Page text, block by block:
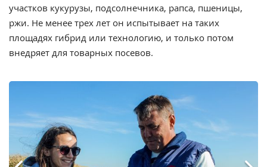
участков кукурузы, подсолнечника, рапса, пшеницы,
ржи. Не менее трех лет он испытывает на таких
площадях гибрид или технологию, и только потом
внедряет для товарных посевов.